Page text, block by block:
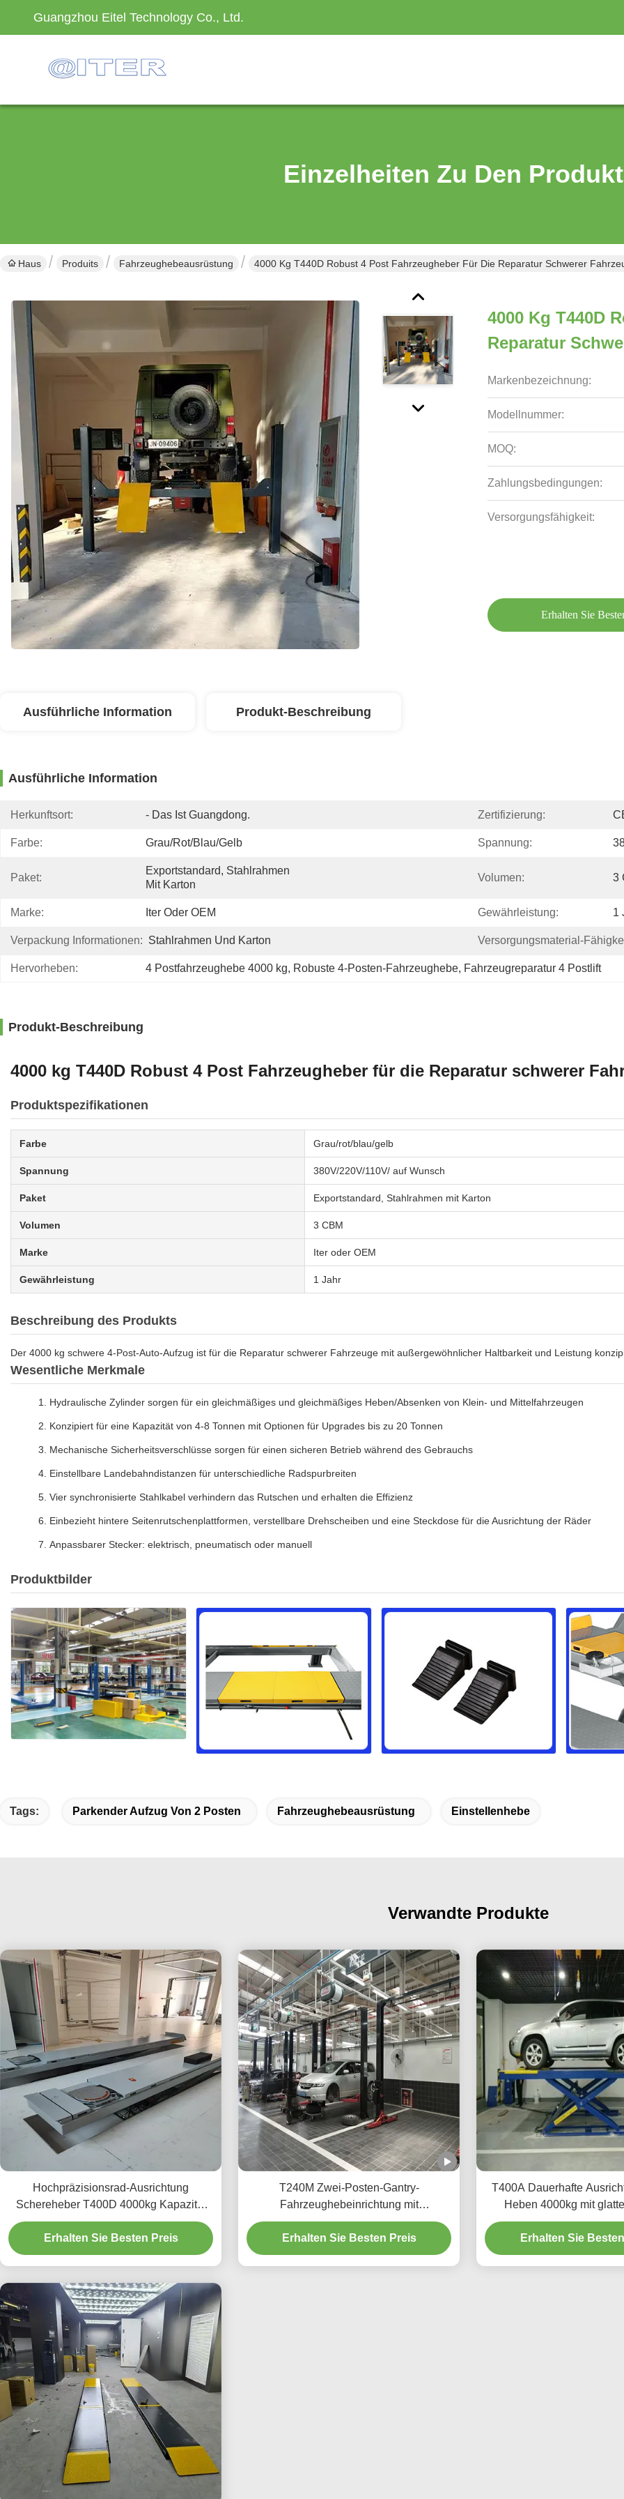
Guangzhou Eitel Technology Co., Ltd.
Einzelheiten Zu Den
Haus Produits Fahrzeughebeausrüstung 4000 Kg T440D Robust 4 Post Fahrzeugheber Für Die Reparatur Schwerer
4000 Kg T440D
Reparatur
Markenbezeichnung:
Modellnummer:
MOQ:
Zahlungsbedingungen:
Versorgungsfähigkeit:
Erhalten Sie
Ausführliche Information Produkt-Beschreibung
Ausführliche Information
Herkunftsort: - Das Ist Guangdong. Zertifizierung:
Farbe: Grau/rot/blau/gelb Spannung:
Paket:
Exportstandard, Stahlrahmen
Mit Karton
Volumen: 3
Marke: Iter Oder OEM Gewährleistung: 1
Verpackung Informationen: Stahlrahmen Und Karton Versorgungsmaterial-
Hervorheben: 4 Postfahrzeughebe 4000 kg, Robuste 4-Posten-Fahrzeughebe, Fahrzeugreparatur 4 Postlift
Produkt-Beschreibung
4000 kg T440D Robust 4 Post Fahrzeugheber für die Reparatur schwerer
Produktspezifikationen
Farbe Grau/rot/blau/gelb
Spannung 380V/220V/110V/ auf Wunsch
Paket Exportstandard, Stahlrahmen mit Karton
Volumen 3 CBM
Marke Iter oder OEM
Gewährleistung 1 Jahr
Beschreibung des Produkts
Der 4000 kg schwere 4-Post-Auto-Aufzug ist für die Reparatur schwerer Fahrzeuge mit außergewöhnlicher Haltbarkeit und Leistung
Wesentliche Merkmale
Hydraulische Zylinder sorgen für ein gleichmäßiges und gleichmäßiges Heben/Absenken von Klein- und Mittelfahrzeugen
Konzipiert für eine Kapazität von 4-8 Tonnen mit Optionen für Upgrades bis zu 20 Tonnen
Mechanische Sicherheitsverschlüsse sorgen für einen sicheren Betrieb während des Gebrauchs
Einstellbare Landebahndistanzen für unterschiedliche Radspurbreiten
Vier synchronisierte Stahlkabel verhindern das Rutschen und erhalten die Effizienz
Einbezieht hintere Seitenrutschenplattformen, verstellbare Drehscheiben und eine Steckdose für die Ausrichtung der Räder
Anpassbarer Stecker: elektrisch, pneumatisch oder manuell
Produktbilder
Tags: Parkender Aufzug Von 2 Posten Fahrzeughebeausrüstung Einstellenhebe
Verwandte Produkte
Hochpräzisionsrad-Ausrichtung
Schereheber T400D 4000kg Kapazität
für Werkstätten
Erhalten Sie Besten Preis
T240M Zwei-Posten-Gantry-
Fahrzeughebeinrichtung mit
fortgeschrittener Hebetechnik
Erhalten Sie Besten Preis
T400A Dauerhafte
Heben 4000kg mit
Erhalten Sie